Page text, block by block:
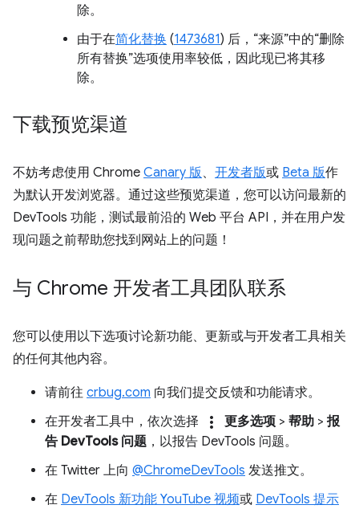
除。
由于在简化替换 (1473681) 后，“来源”中的“删除
所有替换”选项使用率较低，因此现已将其移
除。
下载预览渠道
不妨考虑使用 Chrome Canary 版 、 开发者版或 Beta 版作
为默认开发浏览器。通过这些预览渠道，您可以访问最新的
DevTools 功能，测试最前沿的 Web 平台 API，并在用户发
现问题之前帮助您找到网站上的问题！
与 Chrome 开发者工具团队联系
您可以使用以下选项讨论新功能、更新或与开发者工具相关
的任何其他内容。
请前往 crbug.com 向我们提交反馈和功能请求。
在开发者工具中，依次选择
more_vert 更多选项 > 帮助 > 报
告 DevTools 问题 ，以报告 DevTools 问题。
在 Twitter 上向 @ChromeDevTools 发送推文。
在 DevTools 新功能 YouTube 视频或 DevTools 提示